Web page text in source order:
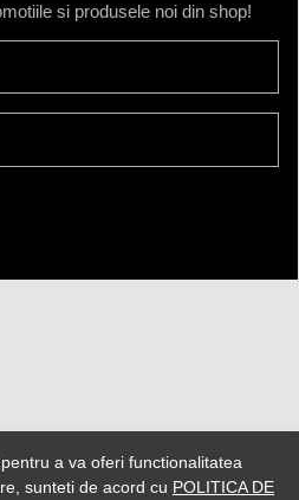
a va oferi functionalitatea
sunteti de acord cu POLITICA DE
si produsele noi din shop!